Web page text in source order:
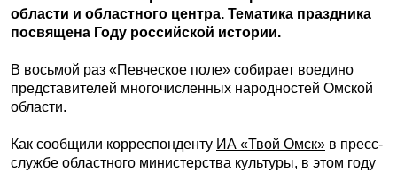
области и областного центра. Тематика праздника
посвящена Году российской истории.
В восьмой раз «Певческое поле» собирает воедино
представителей многочисленных народностей Омской
области.
Как сообщили корреспонденту ИА «Твой Омск» в пресс-
службе областного министерства культуры, в этом году